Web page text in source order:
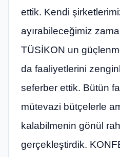
ettik. Kendi
ayırabileceğimiz
TÜSİKON un
da faaliyetlerini
seferber ettik. Bütün
mütevazi bütçelerle
kalabilmenin gönül
gerçekleştirdik.